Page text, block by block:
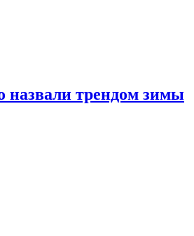
назвали трендом зимы